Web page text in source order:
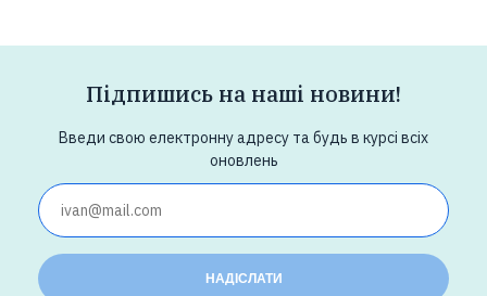
Підпишись на наші новини!
Введи свою електронну адресу та будь в курсі всіх
оновлень
НАДІСЛАТИ